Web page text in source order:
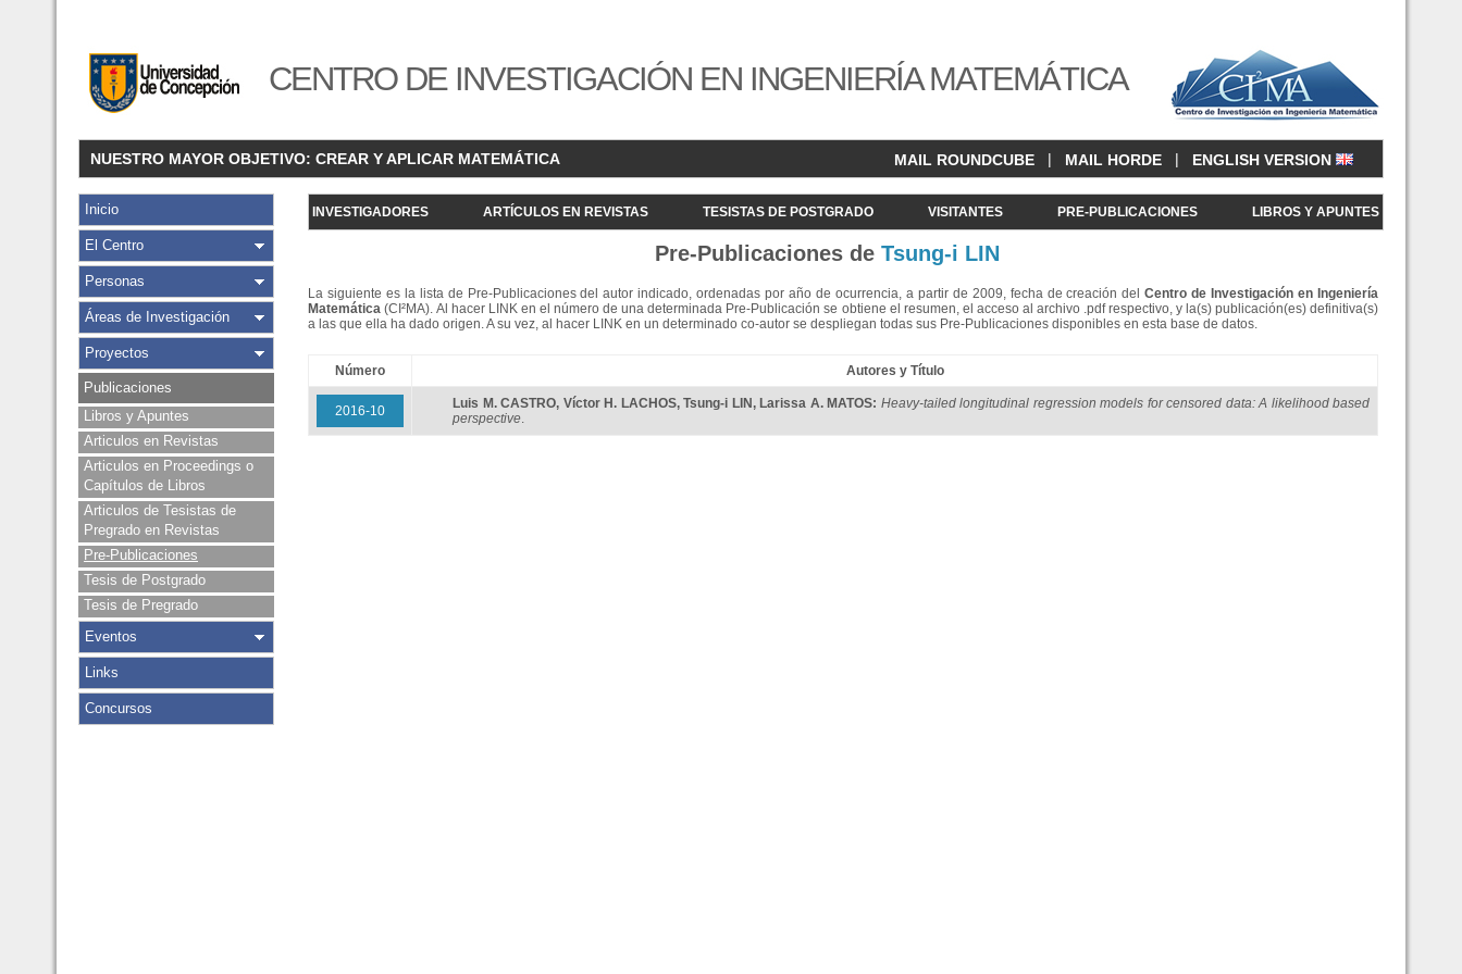
CENTRO DE INVESTIGACIÓN EN INGENIERÍA MATEMÁTICA
NUESTRO MAYOR OBJETIVO: CREAR Y APLICAR MATEMÁTICA MAIL ROUNDCUBE | MAIL HORDE | ENGLISH VERSION
Inicio
El Centro
Personas
Áreas de Investigación
Proyectos
Publicaciones
Libros y Apuntes
Articulos en Revistas
Articulos en Proceedings o
Capítulos de Libros
Articulos de Tesistas de
Pregrado en Revistas
Pre-Publicaciones
Tesis de Postgrado
Tesis de Pregrado
Eventos
Links
Concursos
INVESTIGADORES ARTÍCULOS EN REVISTAS TESISTAS DE POSTGRADO VISITANTES PRE-PUBLICACIONES LIBROS Y APUNTES
Pre-Publicaciones de Tsung-i LIN
La siguiente es la lista de Pre-Publicaciones del autor indicado, ordenadas por año de ocurrencia, a partir de 2009, fecha de creación delCentro de Investigación en Ingeniería
Matemática (CI²MA). Al hacer LINK en el número de una determinada Pre-Publicación se obtiene el resumen, el acceso al archivo .pdf respectivo, y la(s) publicación(es) definitiva(s)
a las que ella ha dado origen. A su vez, al hacer LINK en un determinado co-autor se despliegan todas sus Pre-Publicaciones disponibles en esta base de datos.
Número Autores y Título
2016-10 Luis M. CASTRO, Víctor H. LACHOS, Tsung-i LIN , Larissa A. MATOS: Heavy-tailed longitudinal regression models for censored data: A likelihood based
perspective.